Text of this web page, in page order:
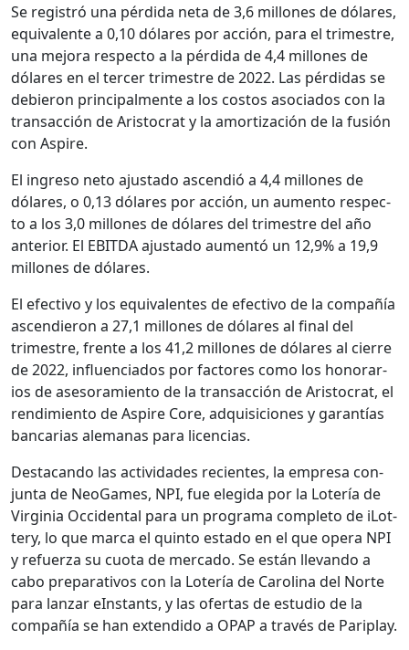
Se reg­istró una pér­di­da neta de 3,6 mil­lones de dólares,
equiv­a­lente a 0,10 dólares por acción, para el trimestre,
una mejo­ra respec­to a la pér­di­da de 4,4 mil­lones de
dólares en el ter­cer trimestre de 2022. Las pér­di­das se
debieron prin­ci­pal­mente a los cos­tos aso­ci­a­dos con la
transac­ción de Aris­to­crat y la amor­ti­zación de la fusión
con Aspire.
El ingre­so neto ajus­ta­do ascendió a 4,4 mil­lones de
dólares, o 0,13 dólares por acción, un aumen­to respec­
to a los 3,0 mil­lones de dólares del trimestre del año
ante­ri­or. El EBITDA ajus­ta­do aumen­tó un 12,9% a 19,9
mil­lones de dólares.
El efec­ti­vo y los equiv­a­lentes de efec­ti­vo de la com­pañía
ascendieron a 27,1 mil­lones de dólares al final del
trimestre, frente a los 41,2 mil­lones de dólares al cierre
de 2022, influ­en­ci­a­dos por fac­tores como los hon­o­rar­
ios de aseso­ramien­to de la transac­ción de Aris­to­crat, el
rendimien­to de Aspire Core, adquisi­ciones y garan­tías
ban­car­ias ale­m­anas para licen­cias.
Desta­can­do las activi­dades recientes, la empre­sa con­
jun­ta de NeoGames, NPI, fue elegi­da por la Lotería de
Vir­ginia Occi­den­tal para un pro­gra­ma com­ple­to de iLot­
tery, lo que mar­ca el quin­to esta­do en el que opera NPI
y refuerza su cuo­ta de mer­ca­do. Se están lle­van­do a
cabo prepar­a­tivos con la Lotería de Car­oli­na del Norte
para lan­zar eIn­stants, y las ofer­tas de estu­dio de la
com­pañía se han exten­di­do a OPAP a través de Pariplay.